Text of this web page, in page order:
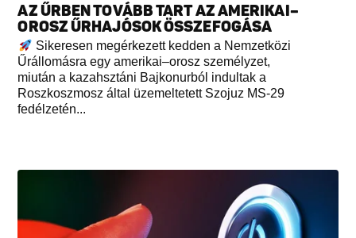
AZ ŰRBEN TOVÁBB TART AZ AMERIKAI–
OROSZ ŰRHAJÓSOK ÖSSZEFOGÁSA
Sikeresen megérkezett kedden a Nemzetközi
Űrállomásra egy amerikai–orosz személyzet,
miután a kazahsztáni Bajkonurból indultak a
Roszkoszmosz által üzemeltetett Szojuz MS-29
fedélzetén...